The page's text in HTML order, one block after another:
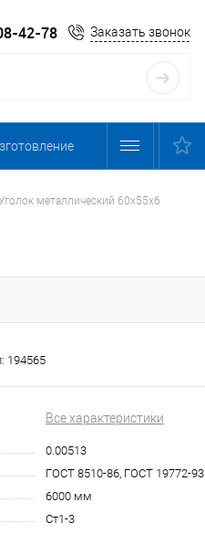
42-78 Заказать звонок
металлический 60х55х6
194565
Все характеристики
0.00513
ГОСТ 8510-86, ГОСТ 19772-93
6000 мм
Ст1-3